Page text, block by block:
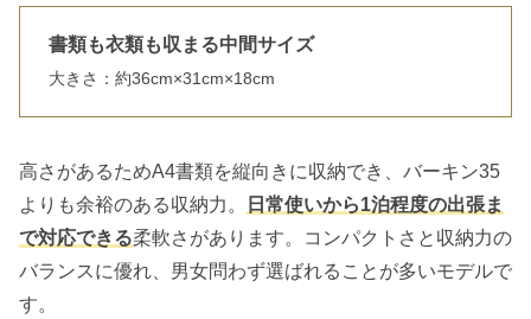
書類も衣類も収まる中間サイズ
大きさ：約36cm×31cm×18cm
高さがあるためA4書類を縦向きに収納でき、バーキン35
よりも余裕のある収納力。
日常使いから1泊程度の出張ま
で対応できる柔軟さがあります。コンパクトさと収納力の
バランスに優れ、男女問わず選ばれることが多いモデルで
す。